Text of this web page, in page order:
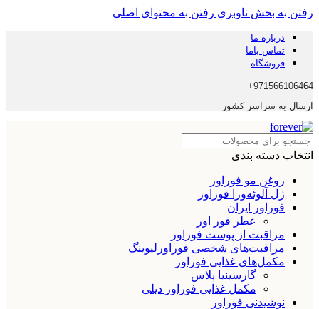
رفتن به بخش ناوبری رفتن به محتوای اصلی
درباره ما
تماس باما
فروشگاه
971566106464+
ارسال به سراسر کشور
انتخاب دسته بندی
روغن مو فوراور
ژل آلوئه‌ورا فوراور
فوراور ایران
عطر فور اور
مراقبت از پوست فوراور
مراقبت‌های شخصی فوراورلیوینگ
مکمل‌های غذایی فوراور
گارسینیا پلاس
مکمل غذایی فوراور دیلی
نوشیدنی فوراور